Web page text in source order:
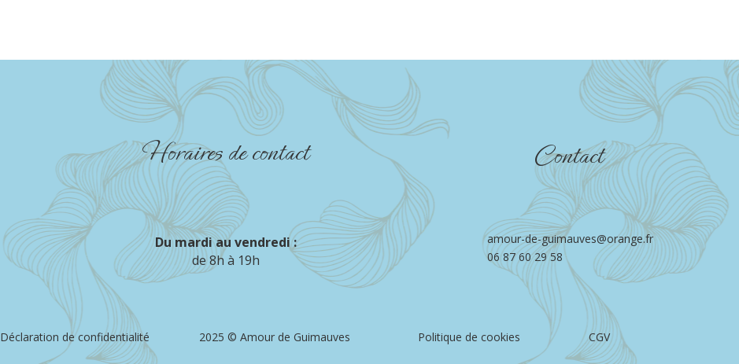
Horaires de contact
Du mardi au vendredi :
de 8h à 19h
Contact
amour-de-guimauves@orange.fr
06 87 60 29 58
Déclaration de confidentialité 2025 © Amour de Guimauves Politique de cookies CGV